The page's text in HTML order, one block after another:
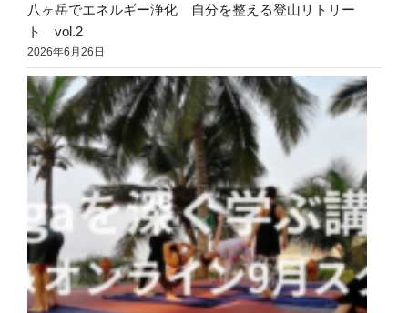
八ヶ岳でエネルギー浄化 自分を整える登山リトリー
ト vol.2
2026年6月26日